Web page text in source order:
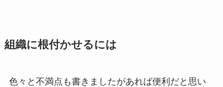
組織に根付かせるには
色々と不満点も書きましたがあれば便利だと思い